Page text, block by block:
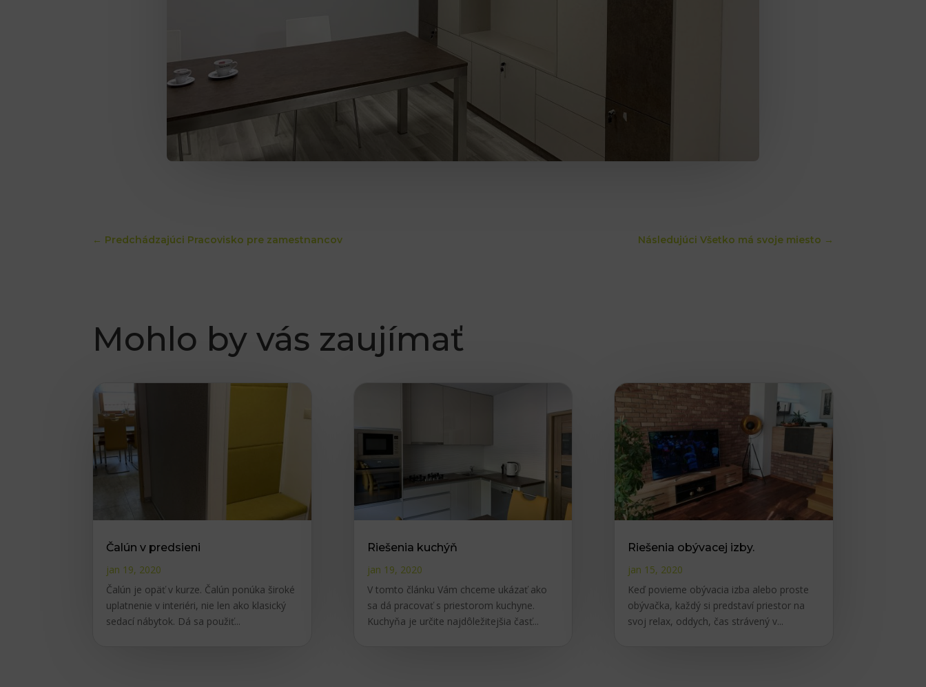
← Predchádzajúci Pracovisko pre zamestnancov Následujúci Všetko má svoje miesto →
Mohlo by vás zaujímať
Čalún v predsieni
jan 19, 2020
Čalún je opäť v kurze. Čalún ponúka široké
uplatnenie v interiéri, nie len ako klasický
sedací nábytok. Dá sa použiť...
Riešenia kuchýň
jan 19, 2020
V tomto článku Vám chceme ukázať ako
sa dá pracovať s priestorom kuchyne.
Kuchyňa je určite najdôležitejšia časť...
Riešenia obývacej izby.
jan 15, 2020
Keď povieme obývacia izba alebo proste
obývačka, každý si predstaví priestor na
svoj relax, oddych, čas strávený v...